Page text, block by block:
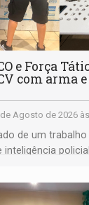
e Força
com arma
Agosto de 2026
de um
inteligência policial